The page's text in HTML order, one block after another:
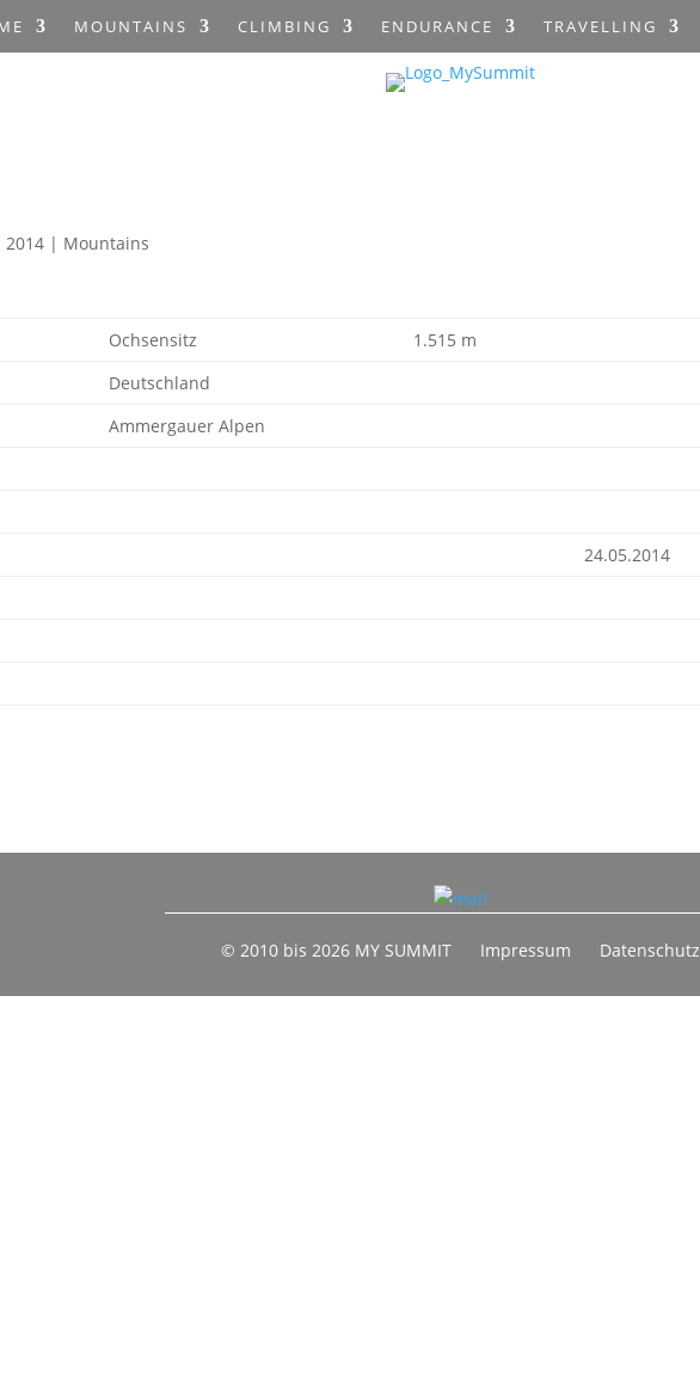
MOUNTAINS CLIMBING ENDURANCE TRAVELLING
2014 | Mountains
Ochsensitz
1.515 m
Deutschland
Ammergauer Alpen
24.05.2014
© 2010 bis 2026 MY SUMMIT Impressum Datenschutz